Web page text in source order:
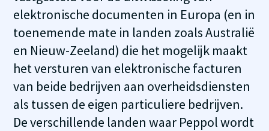
elektronische documenten in Europa (en in
toenemende mate in landen zoals Australië
en Nieuw-Zeeland) die het mogelijk maakt
het versturen van elektronische facturen
van beide bedrijven aan overheidsdiensten
als tussen de eigen particuliere bedrijven.
De verschillende landen waar Peppol wordt